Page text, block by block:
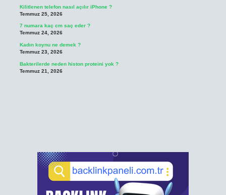
Kilitlenen telefon nasıl açılır iPhone ?
Temmuz 25, 2026
7 numara kaç cm saç eder ?
Temmuz 24, 2026
Kadın koynu ne demek ?
Temmuz 23, 2026
Bakterilerde neden histon proteini yok ?
Temmuz 21, 2026